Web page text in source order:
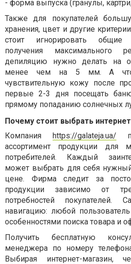
- форма выпуска (гранулы,
Также для покупателей
хранения, цвет и другие
стоит игнорировать
получения максимального
депиляцию нужно делать на
менее чем на 5 мм. А
чувствительную кожу после
первые 2-3 дня посещать
прямому попаданию солнечных
Почему стоит выбрать
Компания https://galateja.ua/
ассортимент продукции для
потребителей. Каждый
может выбрать для себя
цене. Фирма следит за
продукции зависимо от
потребностей покупателей.
навигацию: любой
особенностями поиска товара и
Получить бесплатную
менеджера по номеру
Выбирая интернет-магазин,